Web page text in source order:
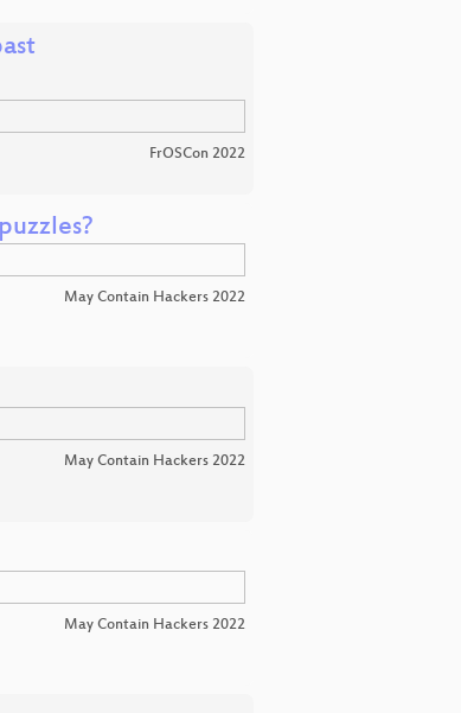
FrOSCon 2022
May Contain Hackers 2022
May Contain Hackers 2022
May Contain Hackers 2022